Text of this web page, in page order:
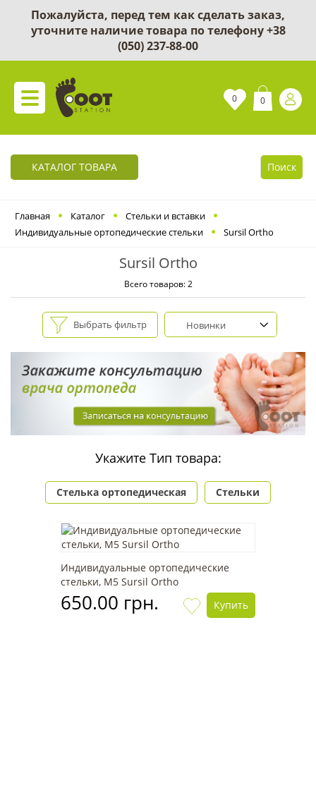
Пожалуйста, перед тем как сделать заказ,
уточните наличие товара по телефону+38
(050) 237-88-00
0 0
КАТАЛОГ ТОВАРА Поиск
Главная Каталог
Cтельки и вставки
Индивидуальные ортопедические стельки
Sursil Ortho
Sursil Ortho
Всего товаров: 2
Выбрать фильтр Новинки
Укажите Тип товара:
Стелька ортопедическая Стельки
Индивидуальные ортопедические
стельки, М5 Sursil Ortho
650.00 грн. Купить